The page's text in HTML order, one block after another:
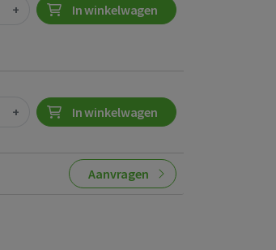
+ In winkelwagen
+ In winkelwagen
Aanvragen